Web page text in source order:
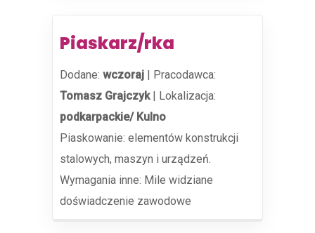
Piaskarz/rka
Dodane: wczoraj | Pracodawca:
Tomasz Grajczyk| Lokalizacja:
podkarpackie/ Kulno
Piaskowanie: elementów konstrukcji
stalowych, maszyn i urządzeń.
Wymagania inne: Mile widziane
doświadczenie zawodowe